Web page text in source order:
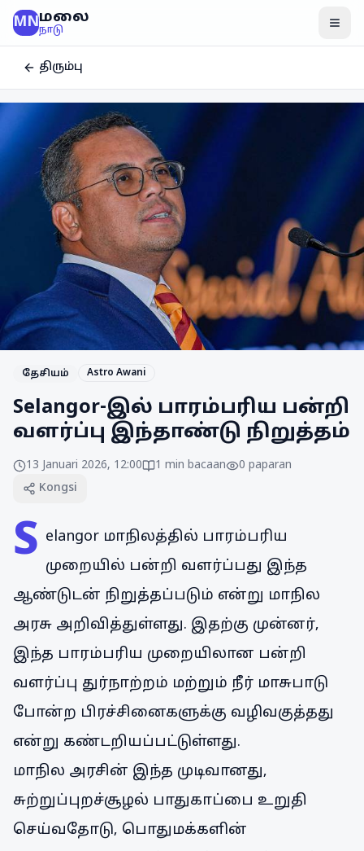
MNமலை
நாடு
திரும்பு
தேசியம் Astro Awani
Selangor-இல் பாரம்பரிய பன்றி
வளர்ப்பு இந்தாண்டு நிறுத்தம்
13 Januari 2026, 12:00 1 min bacaan 0 paparan
Kongsi
S elangor மாநிலத்தில் பாரம்பரிய
முறையில் பன்றி வளர்ப்பது இந்த
ஆண்டுடன் நிறுத்தப்படும் என்று மாநில
அரசு அறிவித்துள்ளது. இதற்கு முன்னர்,
இந்த பாரம்பரிய முறையிலான பன்றி
வளர்ப்பு துர்நாற்றம் மற்றும் நீர் மாசுபாடு
போன்ற பிரச்சினைகளுக்கு வழிவகுத்தது
என்று கண்டறியப்பட்டுள்ளது.
மாநில அரசின் இந்த முடிவானது,
சுற்றுப்புறச்சூழல் பாதுகாப்பை உறுதி
செய்வதோடு, பொதுமக்களின்